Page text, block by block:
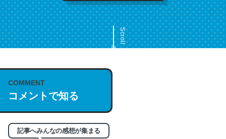
Scroll
COMMENT
コメントで知る
記事へみんなの感想が集まる
これは名文。彼はとてもクレバーなんだろうなと凄く思
─今のこの状況が信じられるかい？ by ラーズ・ヌートバー